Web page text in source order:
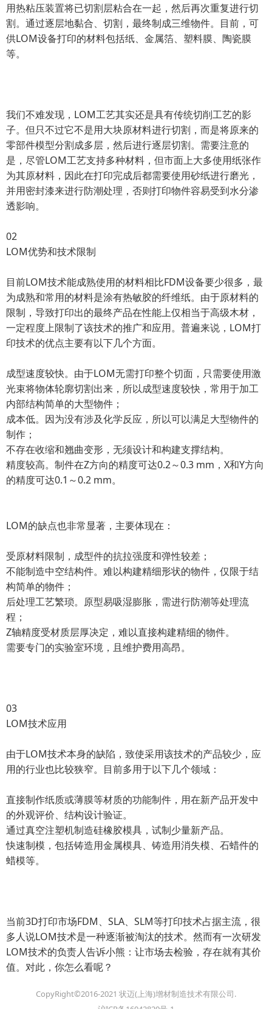
用热粘压装置将已切割层粘合在一起，然后再次重复进行切
割。通过逐层地黏合、切割，最终制成三维物件。目前，可
供LOM设备打印的材料包括纸、金属箔、塑料膜、陶瓷膜
等。
我们不难发现，LOM工艺其实还是具有传统切削工艺的影
子。但只不过它不是用大块原材料进行切割，而是将原来的
零部件模型分割成多层，然后进行逐层切割。需要注意的
是，尽管LOM工艺支持多种材料，但市面上大多使用纸张作
为其原材料，因此在打印完成后都需要使用砂纸进行磨光，
并用密封漆来进行防潮处理，否则打印物件容易受到水分渗
透影响。
02
LOM优势和技术限制
目前LOM技术能成熟使用的材料相比FDM设备要少很多，最
为成熟和常用的材料是涂有热敏胶的纤维纸。由于原材料的
限制，导致打印出的最终产品在性能上仅相当于高级木材，
一定程度上限制了该技术的推广和应用。普遍来说，LOM打
印技术的优点主要有以下几个方面。
成型速度较快。由于LOM无需打印整个切面，只需要使用激
光束将物体轮廓切割出来，所以成型速度较快，常用于加工
内部结构简单的大型物件；
成本低。因为没有涉及化学反应，所以可以满足大型物件的
制作；
不存在收缩和翘曲变形，无须设计和构建支撑结构。
精度较高。制件在Z方向的精度可达0.2～0.3 mm，X和Y方向
的精度可达0.1～0.2 mm。
LOM的缺点也非常显著，主要体现在：
受原材料限制，成型件的抗拉强度和弹性较差；
不能制造中空结构件。难以构建精细形状的物件，仅限于结
构简单的物件；
后处理工艺繁琐。原型易吸湿膨胀，需进行防潮等处理流
程；
Z轴精度受材质层厚决定，难以直接构建精细的物件。
需要专门的实验室环境，且维护费用高昂。
03
LOM技术应用
由于LOM技术本身的缺陷，致使采用该技术的产品较少，应
用的行业也比较狭窄。目前多用于以下几个领域：
直接制作纸质或薄膜等材质的功能制件，用在新产品开发中
的外观评价、结构设计验证。
通过真空注塑机制造硅橡胶模具，试制少量新产品。
快速制模，包括铸造用金属模具、铸造用消失模、石蜡件的
蜡模等。
当前3D打印市场FDM、SLA、SLM等打印技术占据主流，很
多人说LOM技术是一种逐渐被淘汰的技术。然而有一次研发
LOM技术的负责人告诉小熊：让市场去检验，存在就有其价
值。对此，你怎么看呢？
CopyRight©2016-2021 状迈(上海)增材制造技术有限公司.